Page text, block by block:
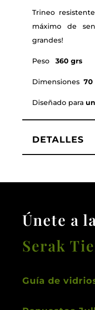
Trineo
máximo de
grandes!
Peso 360 grs
Dimensiones 70
Diseñado para
DETALLES
Únete a
Serak
Guía de